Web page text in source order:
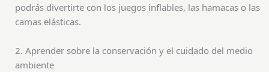
podrás divertirte con los juegos inflables, las hamacas o las
camas elásticas.
2. Aprender sobre la conservación y el cuidado del medio
ambiente